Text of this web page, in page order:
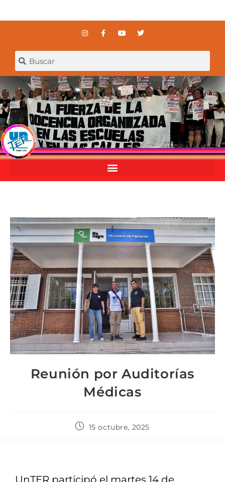
Reunión por Auditorías
Médicas
15 octubre, 2025
UnTER participó el martes 14 de